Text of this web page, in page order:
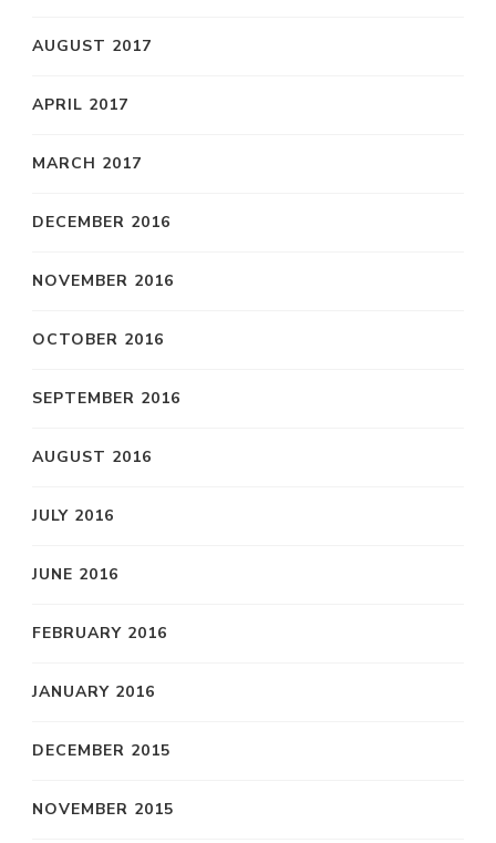
AUGUST 2017
APRIL 2017
MARCH 2017
DECEMBER 2016
NOVEMBER 2016
OCTOBER 2016
SEPTEMBER 2016
AUGUST 2016
JULY 2016
JUNE 2016
FEBRUARY 2016
JANUARY 2016
DECEMBER 2015
NOVEMBER 2015